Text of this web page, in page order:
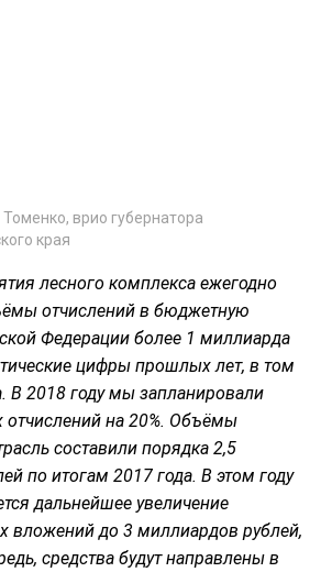
Томенко, врио губернатора
края
лесного комплекса ежегодно
отчислений в бюджетную
Федерации более 1 миллиарда
цифры прошлых лет, в том
В 2018 году мы запланировали
отчислений на 20%. Объёмы
составили порядка 2,5
по итогам 2017 года. В этом году
дальнейшее увеличение
вложений до 3 миллиардов рублей,
средства будут направлены в